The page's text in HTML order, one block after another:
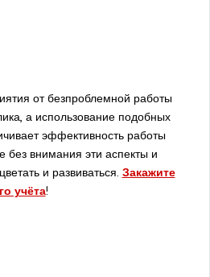
от безпроблемной работы
а использование подобных
эффективность работы
без внимания эти аспекты и
и развиваться. Закажите
учёта!